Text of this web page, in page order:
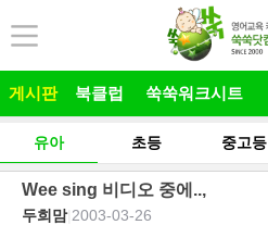
게시판 북클럽 쑥쑥워크시트
유아 초등 중고등
Wee sing 비디오 중에..,
두희맘| 2003-03-26